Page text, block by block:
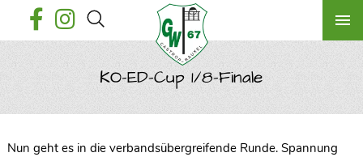
KO-ED-Cup 1/8-Finale
Nun geht es in die verbandsübergreifende Runde. Spannung